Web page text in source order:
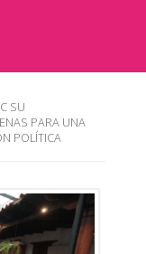
SU
PARA UNA
POLÍTICA